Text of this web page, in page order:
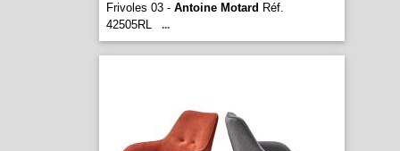
Frivoles 03 - Antoine Motard Réf.
42505RL
...